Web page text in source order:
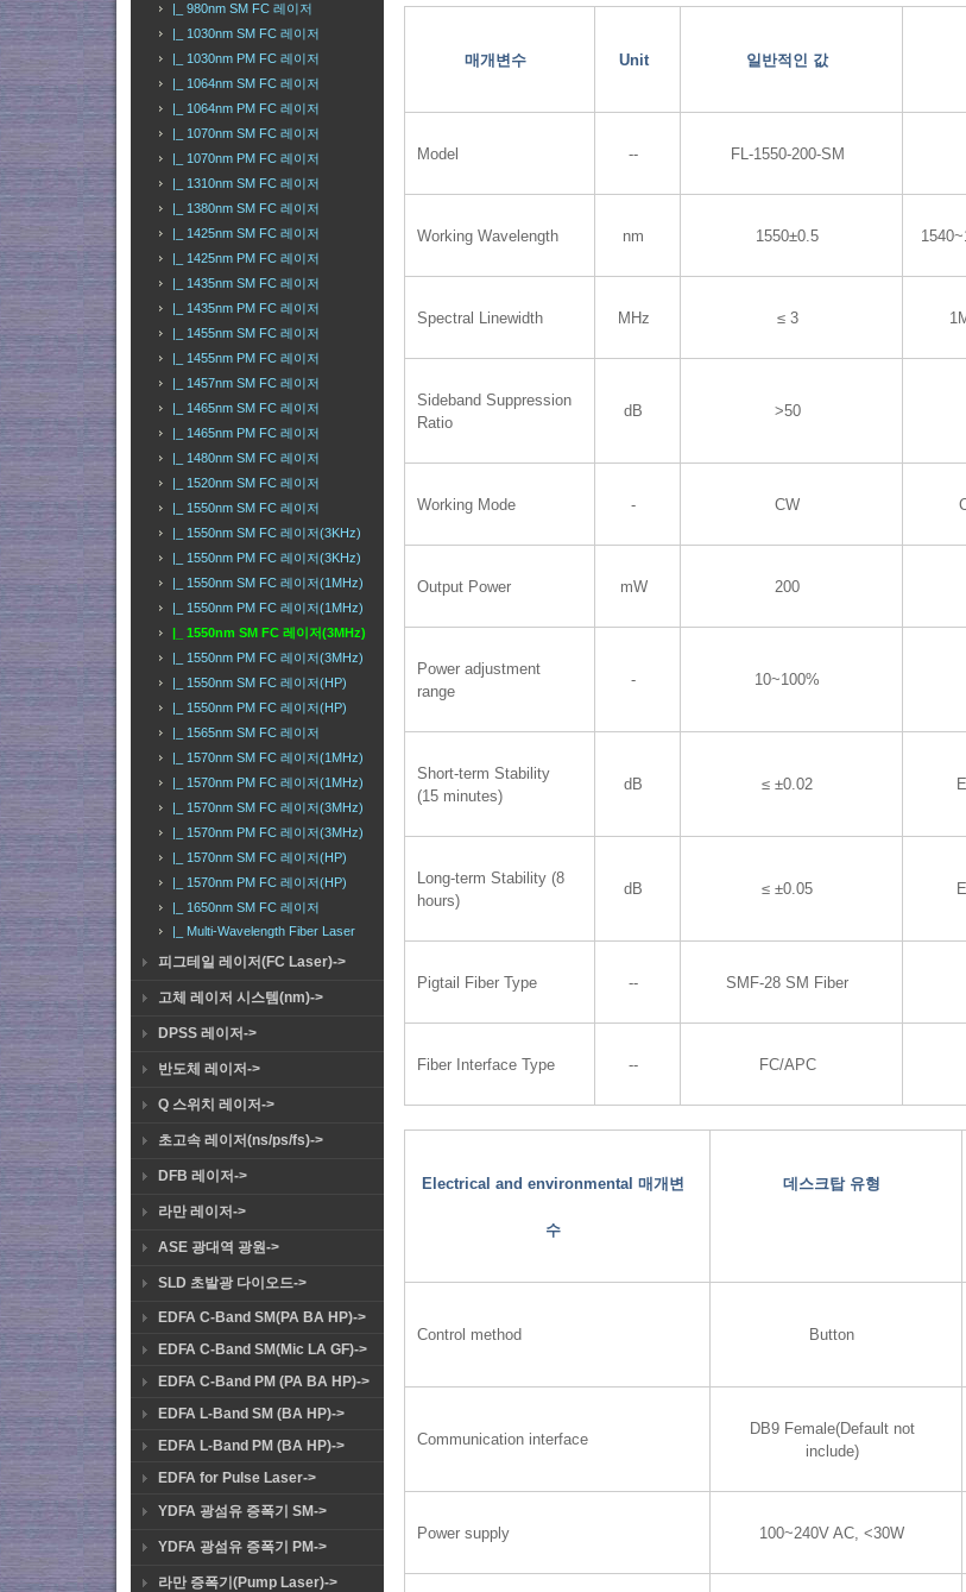
|_ 980nm SM FC 레이저
|_ 1030nm SM FC 레이저
|_ 1030nm PM FC 레이저
|_ 1064nm SM FC 레이저
|_ 1064nm PM FC 레이저
|_ 1070nm SM FC 레이저
|_ 1070nm PM FC 레이저
|_ 1310nm SM FC 레이저
|_ 1380nm SM FC 레이저
|_ 1425nm SM FC 레이저
|_ 1425nm PM FC 레이저
|_ 1435nm SM FC 레이저
|_ 1435nm PM FC 레이저
|_ 1455nm SM FC 레이저
|_ 1455nm PM FC 레이저
|_ 1457nm SM FC 레이저
|_ 1465nm SM FC 레이저
|_ 1465nm PM FC 레이저
|_ 1480nm SM FC 레이저
|_ 1520nm SM FC 레이저
|_ 1550nm SM FC 레이저
|_ 1550nm SM FC 레이저(3KHz)
|_ 1550nm PM FC 레이저(3KHz)
|_ 1550nm SM FC 레이저(1MHz)
|_ 1550nm PM FC 레이저(1MHz)
|_ 1550nm SM FC 레이저(3MHz)
|_ 1550nm PM FC 레이저(3MHz)
|_ 1550nm SM FC 레이저(HP)
|_ 1550nm PM FC 레이저(HP)
|_ 1565nm SM FC 레이저
|_ 1570nm SM FC 레이저(1MHz)
|_ 1570nm PM FC 레이저(1MHz)
|_ 1570nm SM FC 레이저(3MHz)
|_ 1570nm PM FC 레이저(3MHz)
|_ 1570nm SM FC 레이저(HP)
|_ 1570nm PM FC 레이저(HP)
|_ 1650nm SM FC 레이저
|_ Multi-Wavelength Fiber Laser
피그테일 레이저(FC Laser)->
고체 레이저 시스템(nm)->
DPSS 레이저->
반도체 레이저->
Q 스위치 레이저->
초고속 레이저(ns/ps/fs)->
DFB 레이저->
라만 레이저->
ASE 광대역 광원->
SLD 초발광 다이오드->
EDFA C-Band SM(PA BA HP)->
EDFA C-Band SM(Mic LA GF)->
EDFA C-Band PM (PA BA HP)->
EDFA L-Band SM (BA HP)->
EDFA L-Band PM (BA HP)->
EDFA for Pulse Laser->
YDFA 광섬유 증폭기 SM->
YDFA 광섬유 증폭기 PM->
라만 증폭기(Pump Laser)->
매개변수 Unit 일반적인 값
Model -- FL-1550-200-SM
Working Wavelength nm 1550±0.5
Spectral Linewidth MHz ≤ 3
Sideband Suppression
Ratio
dB >50
Working Mode - CW
Output Power mW 200
Power adjustment
range
- 10~100%
Short-term Stability
(15 minutes)
dB ≤ ±0.02
Long-term Stability (8
hours)
dB ≤ ±0.05
Pigtail Fiber Type -- SMF-28 SM Fiber
Fiber Interface Type -- FC/APC
Electrical and environmental 매개변
수
데스크탑 유형
Control method Button
Communication interface
DB9 Female(Default not
include)
Power supply 100~240V AC, <30W